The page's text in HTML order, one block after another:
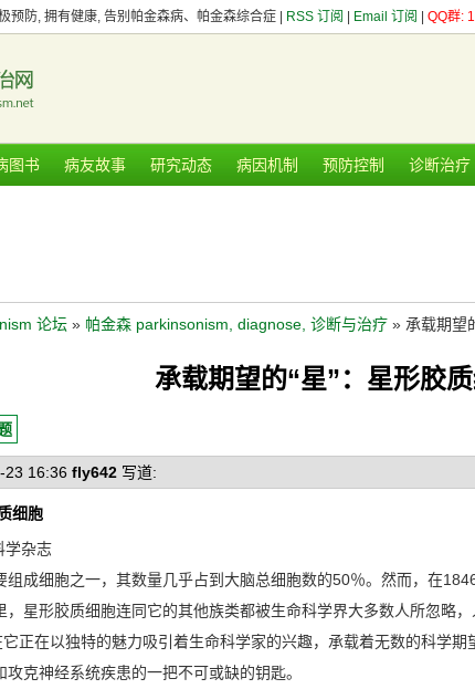
预防, 拥有健康, 告别帕金森病、帕金森综合症 | RSS 订阅 Email 订阅 QQ群:
图书 病友故事 研究动态 病因机制 预防控制 诊断治疗
论坛 » 帕金森 parkinsonism, diagnose, 诊断与治疗 » 承载期望
承载期望的“星”：星形胶
23 16:36 fly642 写道:
细胞
杂志
组成细胞之一，其数量几乎占到大脑总细胞数的50％。然而，在
，星形胶质细胞连同它的其他族类都被生命科学界大多数人所忽略
正在以独特的魅力吸引着生命科学家的兴趣，承载着无数的科学
克神经系统疾患的一把不可或缺的钥匙。